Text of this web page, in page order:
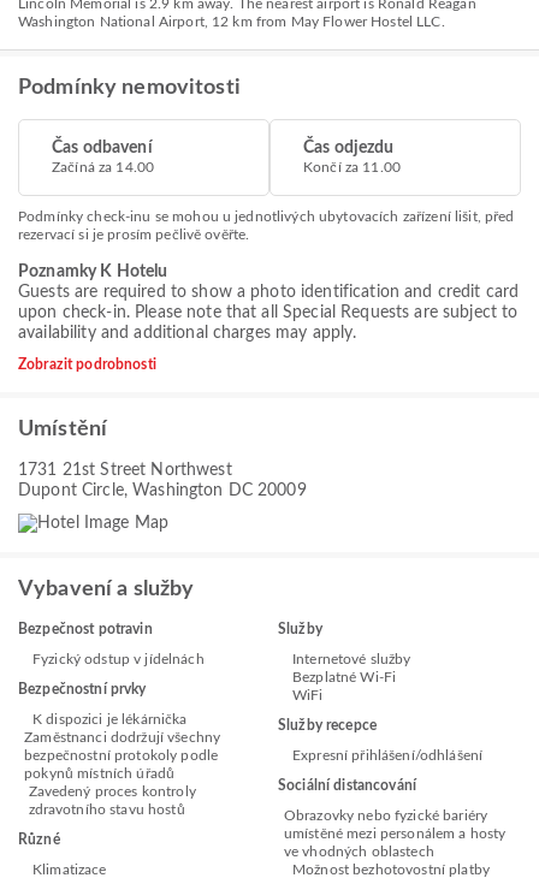
Lincoln Memorial is 2.9 km away. The nearest airport is Ronald Reagan
Washington National Airport, 12 km from May Flower Hostel LLC.
Podmínky nemovitosti
Čas odbavení
Začíná za 14.00
Čas odjezdu
Končí za 11.00
Podmínky check-inu se mohou u jednotlivých ubytovacích zařízení lišit, před
rezervací si je prosím pečlivě ověřte.
Poznamky K Hotelu
Guests are required to show a photo identification and credit card
upon check-in. Please note that all Special Requests are subject to
availability and additional charges may apply.
Zobrazit podrobnosti
Umístění
1731 21st Street Northwest
Dupont Circle, Washington DC 20009
Vybavení a služby
Bezpečnost potravin
Fyzický odstup v jídelnách
Bezpečnostní prvky
K dispozici je lékárnička
Zaměstnanci dodržují všechny
bezpečnostní protokoly podle
pokynů místních úřadů
Zavedený proces kontroly
zdravotního stavu hostů
Různé
Klimatizace
Služby
Internetové služby
Bezplatné Wi-Fi
WiFi
Služby recepce
Expresní přihlášení/odhlášení
Sociální distancování
Obrazovky nebo fyzické bariéry
umístěné mezi personálem a hosty
ve vhodných oblastech
Možnost bezhotovostní platby